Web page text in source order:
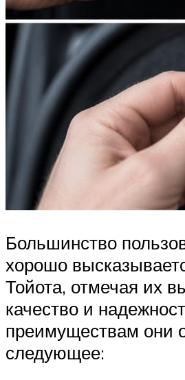
Большинство
хорошо
Тойота, отмечая их
качество и
преимуществам они
следующее: